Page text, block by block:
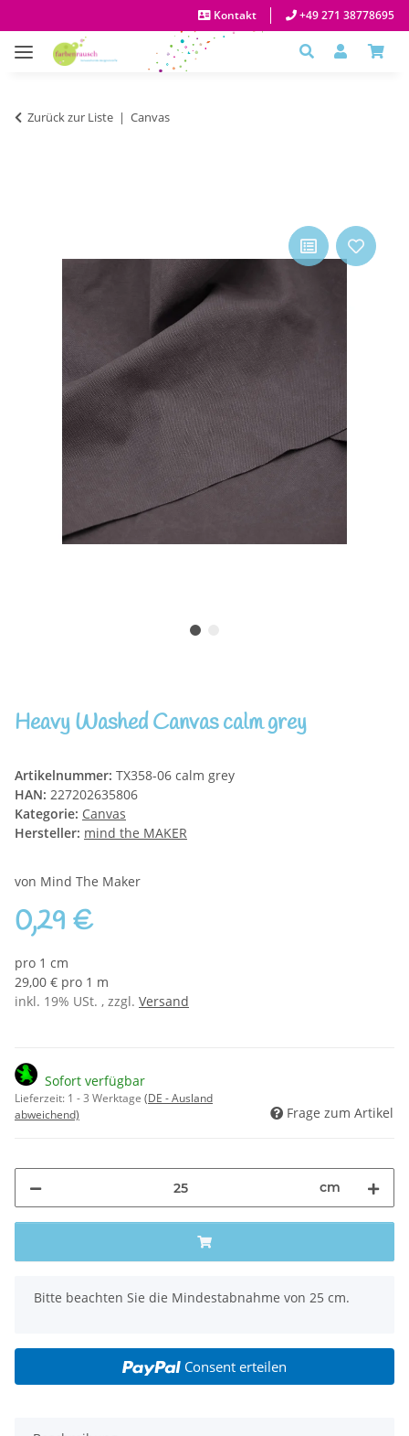
Kontakt +49 271 38778695
Zurück zur Liste Canvas
Heavy Washed Canvas calm grey
Artikelnummer: TX358-06 calm grey
HAN: 227202635806
Kategorie: Canvas
Hersteller: mind the MAKER
von Mind The Maker
0,29 €
pro 1 cm
29,00 € pro 1 m
inkl. 19% USt. , zzgl. Versand
Sofort verfügbar
Lieferzeit: 1 - 3 Werktage (DE - Ausland
abweichend)
Frage zum Artikel
cm
x
Bitte beachten Sie die Mindestabnahme von 25 cm.
Consent erteilen